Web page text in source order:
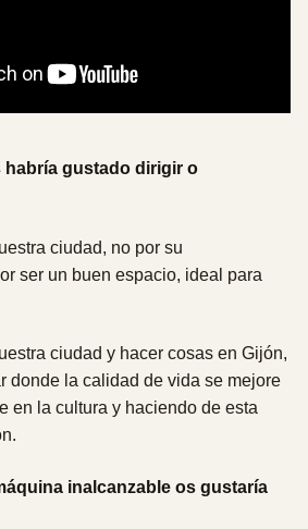
habría gustado dirigir o
ciudad, no por su
ser un buen espacio, ideal para
ciudad y hacer cosas en Gijón,
donde la calidad de vida se mejore
en la cultura y haciendo de esta
inalcanzable os gustaría